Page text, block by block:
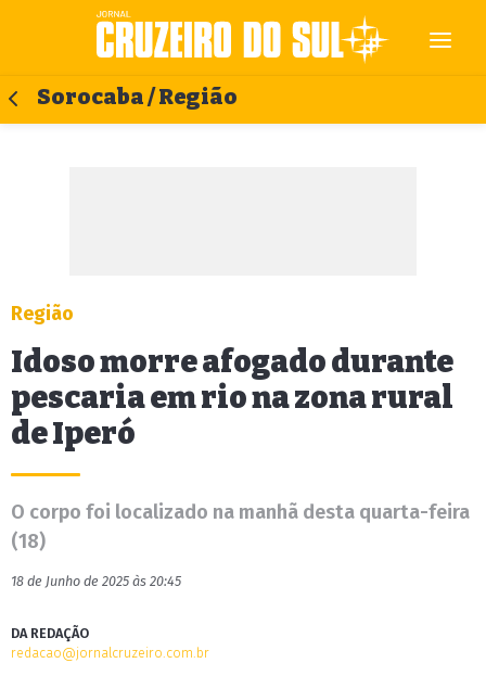
Sorocaba / Região
Região
Idoso morre afogado durante
pescaria em rio na zona rural
de Iperó
O corpo foi localizado na manhã desta quarta-feira
(18)
18 de Junho de 2025 às 20:45
DA REDAÇÃO
redacao@jornalcruzeiro.com.br